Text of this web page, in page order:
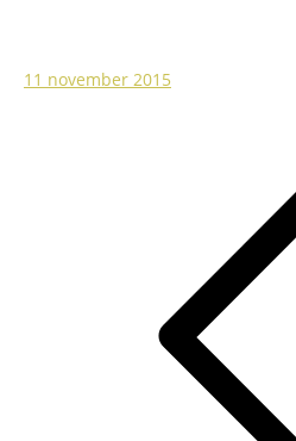
11 november 2015